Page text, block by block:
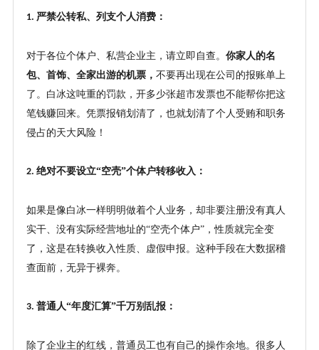
1. 严禁公转私、列支个人消费：
对于各位个体户、私营企业主，请立即自查。 你家人的名
包、首饰、全家出游的机票， 不要再出现在公司的报账单上
了。白冰这吨重的罚款，开多少张超市发票也不能帮你把这
笔钱赚回来。凭票报销划清了，也就划清了个人受贿和职务
侵占的天大风险！
2. 绝对不要设立“空壳”个体户转移收入：
如果是像白冰一样明明做着个人业务，却非要注册没有真人
实干、没有实际经营地址的“空壳个体户”，性质就完全变
了，这是在转换收入性质、虚假申报。这种手段在大数据稽
查面前，无异于裸奔。
3. 普通人“年度汇算”千万别乱报：
除了企业主的红线，普通员工也有自己的操作余地。很多人